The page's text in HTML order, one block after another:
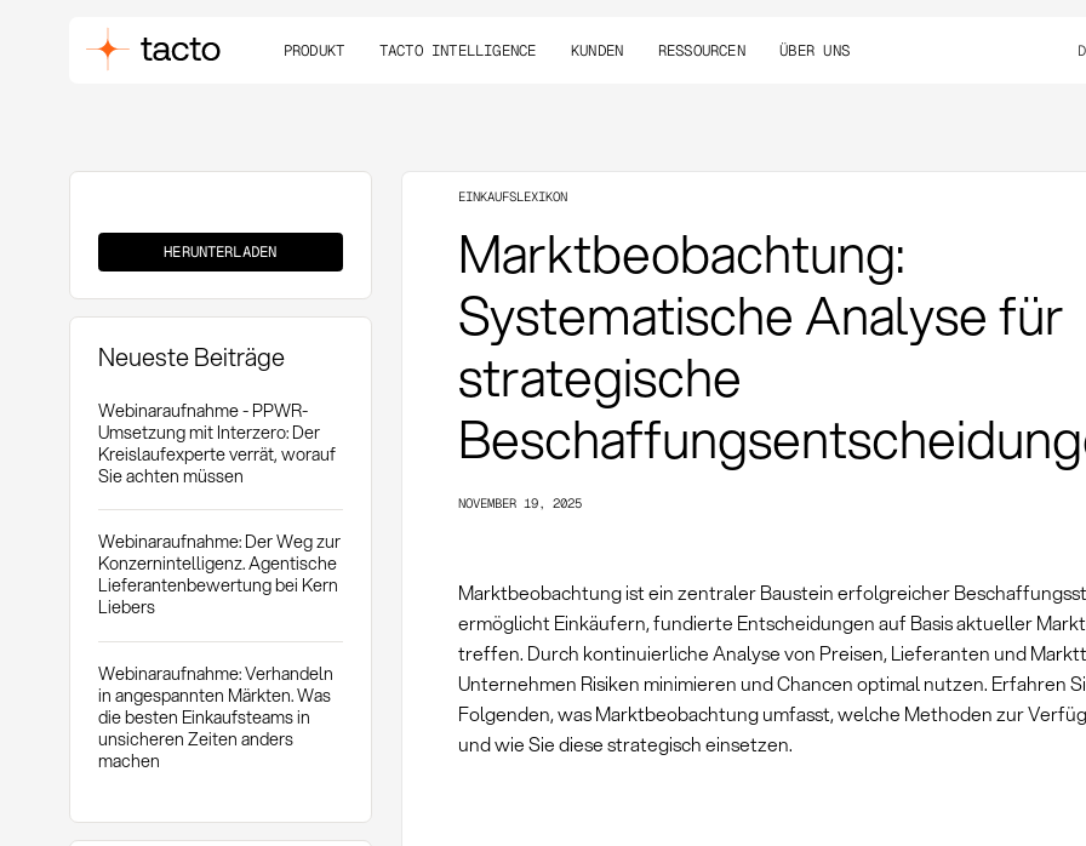
PRODUKT TACTO INTELLIGENCE KUNDEN RESSOURCEN ÜBER UNS
HERUNTERLADEN
Neueste Beiträge
Webinaraufnahme - PPWR-
Umsetzung mit Interzero: Der
Kreislaufexperte verrät, worauf
Sie achten müssen
Webinaraufnahme: Der Weg zur
Konzernintelligenz. Agentische
Lieferantenbewertung bei Kern
Liebers
Webinaraufnahme: Verhandeln
in angespannten Märkten. Was
die besten Einkaufsteams in
unsicheren Zeiten anders
machen
EINKAUFSLEXIKON
Marktbeobachtung:
Systematische Analyse für
strategische
NOVEMBER 19, 2025
Marktbeobachtung ist ein zentraler Baustein erfolgreicher
ermöglicht Einkäufern, fundierte Entscheidungen auf Basis aktueller
treffen. Durch kontinuierliche Analyse von Preisen, Lieferanten und
Unternehmen Risiken minimieren und Chancen optimal nutzen. Erfahren
Folgenden, was Marktbeobachtung umfasst, welche Methoden zur
und wie Sie diese strategisch einsetzen.